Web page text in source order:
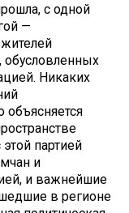
с одной
—
Никаких
объясняется
партией
и
и важнейшие
в регионе